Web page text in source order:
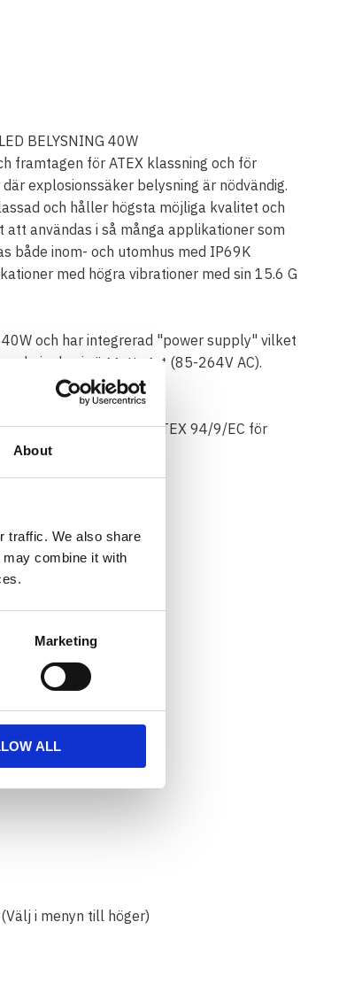
About
traffic. We also share
combine it with
Marketing
ALL
BELYSNING 40W
framtagen för ATEX klassning och för
explosionssäker belysning är nödvändig.
och håller högsta möjliga kvalitet och
användas i så många applikationer som
både inom- och utomhus med IP69K
med högra vibrationer med sin 15.6 G
och har integrerad "power supply" vilket
in den i vägguttaget (85-264V AC).
2, EX d, II b (Se även ATEX 94/9/EC för
väder och vind
vid 12V
effekt
i menyn till höger)